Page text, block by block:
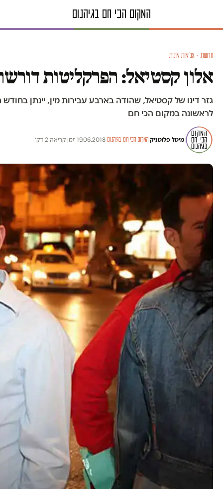
חדשות · אלימות מינית
אלון קסטיאל: הפרקליטות
גזר דינו של קסטיאל, שהודה בארבע עבירות מין, יינתן
לראשונה במקום הכי חם
מיטל פלוטניק·המקום הכי חם בגיהנום·
19.06.2018
·זמן קריאה 2 דק׳